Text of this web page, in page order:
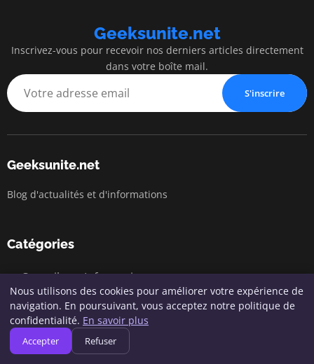
Geeksunite.net
Inscrivez-vous pour recevoir nos derniers articles directement
dans votre boîte mail.
S'inscrire
Geeksunite.net
Blog d'actualités et d'informations
Catégories
Conseils en Informatique
Cybersécurité
Développement & Programmation
Gadgets et Accessoires
Nous utilisons des cookies pour améliorer votre expérience de
navigation. En poursuivant, vous acceptez notre politique de
confidentialité. En savoir plus
Accepter Refuser